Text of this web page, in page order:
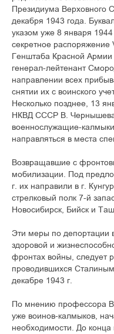
Президиума Верховного
декабря 1943 года.
указом уже 8 января
секретное распоряжение
Генштаба Красной Армии
генерал-лейтенант
направлении всех
снятии их с воинского
Несколько позднее, 13
НКВД СССР В. Чернышева
военнослужащие-
направляться в места
Возвращавшие с
мобилизации. Под
г. их направили в г.
стрелковый полк 7-й
Новосибирск, Бийск и
Эти меры по депортации
здоровой и
фронтах войны, следует
проводившихся
декабре 1943 г.
По мнению профессора
уже воинов-калмыков,
необходимости. До